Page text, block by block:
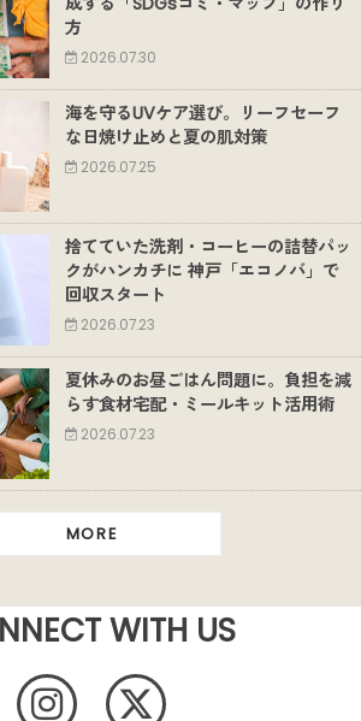
方
2026.07.30
海を守るUVケア選び。リーフセーフ
な日焼け止めと夏の肌対策
2026.07.25
捨てていた洗剤・コーヒーの詰替パッ
クがハンカチに 神戸「エコノバ」で
回収スタート
2026.07.23
夏休みのお昼ごはん問題に。負担を減
らす食材宅配・ミールキット活用術
2026.07.23
MORE
WITH US